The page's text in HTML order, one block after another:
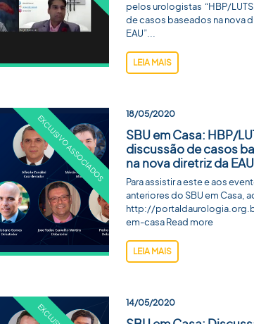
pelos urologistas “HBP/
de casos baseados na nova
EAU”...
LEIA MAIS
18/05/2020
SBU em Casa: HBP/
discussão de casos
na nova diretriz da EAU
Para assistir a este e aos
anteriores do SBU em Casa,
http://
em-casa Read more
LEIA MAIS
14/05/2020